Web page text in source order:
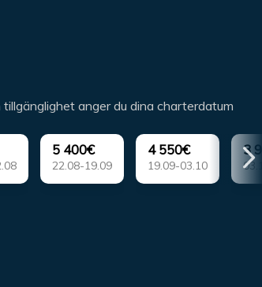
anger du dina charterdatum
5 400€
22.08-19.09
4 550€
19.09-03.10
3